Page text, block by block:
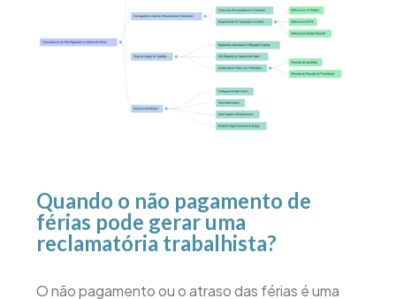
Quando o não pagamento de
férias pode gerar uma
reclamatória trabalhista?
O não pagamento ou o atraso das férias é uma